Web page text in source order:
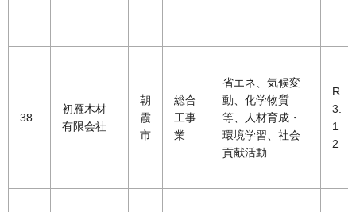
38
初雁木材
有限会社
朝
霞
市
総合
工事
業
省エネ、気候変
動、化学物質
等、人材育成・
環境学習、社会
貢献活動
R
3.
1
2